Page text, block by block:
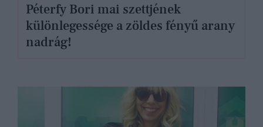
Péterfy Bori mai szettjének
különlegessége a zöldes fényű arany
nadrág!